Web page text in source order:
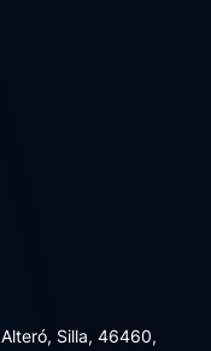
Silla, 46460,